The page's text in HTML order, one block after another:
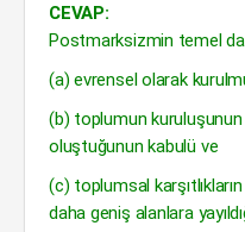
CEVAP:
Postmarksizmin temel
(a) evrensel olarak
(b) toplumun
oluştuğunun kabulü ve
(c) toplumsal
daha geniş alanlara